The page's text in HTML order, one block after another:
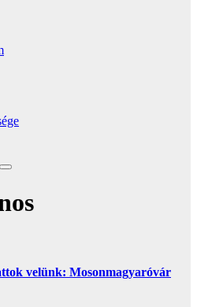
velünk: Mosonmagyaróvár